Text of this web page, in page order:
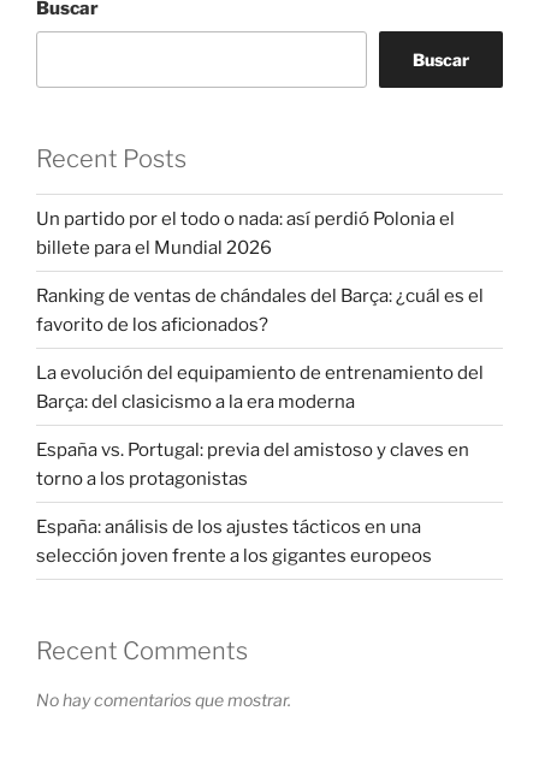
Buscar
Buscar
Recent Posts
Un partido por el todo o nada: así perdió Polonia el
billete para el Mundial 2026
Ranking de ventas de chándales del Barça: ¿cuál es el
favorito de los aficionados?
La evolución del equipamiento de entrenamiento del
Barça: del clasicismo a la era moderna
España vs. Portugal: previa del amistoso y claves en
torno a los protagonistas
España: análisis de los ajustes tácticos en una
selección joven frente a los gigantes europeos
Recent Comments
No hay comentarios que mostrar.